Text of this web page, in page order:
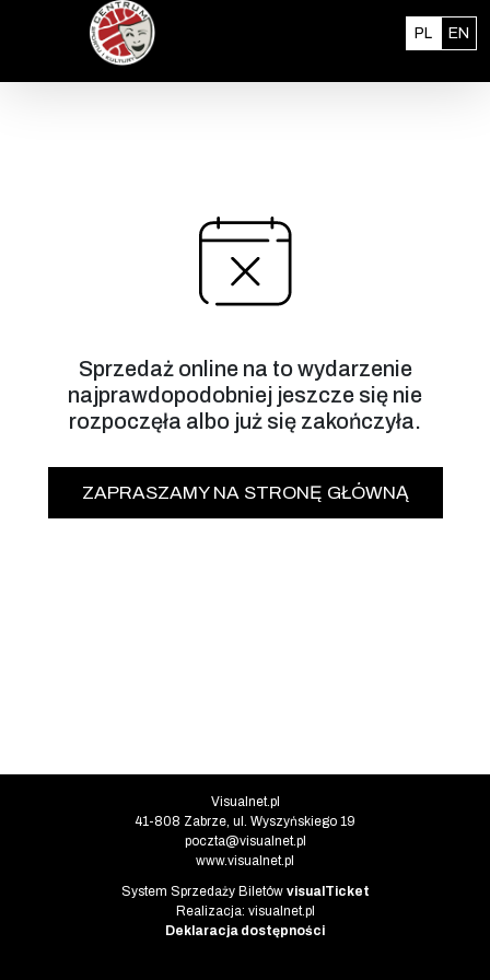
Przejdź do treści
PL Polski
EN
Sprzedaż online na to wydarzenie
najprawdopodobniej jeszcze się nie
rozpoczęła albo już się zakończyła.
ZAPRASZAMY NA STRONĘ GŁÓWNĄ
Informacje o instytucji
Visualnet.pl
41-808 Zabrze, ul. Wyszyńskiego 19
poczta@visualnet.pl
www.visualnet.pl
Informacje o systemie
System Sprzedaży Biletów visualTicket
Realizacja: visualnet.pl(otwiera się w nowej karcie)
Deklaracja dostępności(otwiera się w nowej karcie)